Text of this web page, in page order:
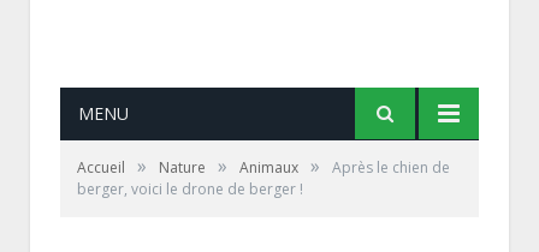
MENU
Accueil » Nature » Animaux »
Après le chien de
berger, voici le drone de berger !